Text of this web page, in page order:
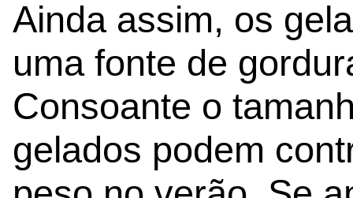
Ainda assim, os
uma fonte de
Consoante o
gelados podem